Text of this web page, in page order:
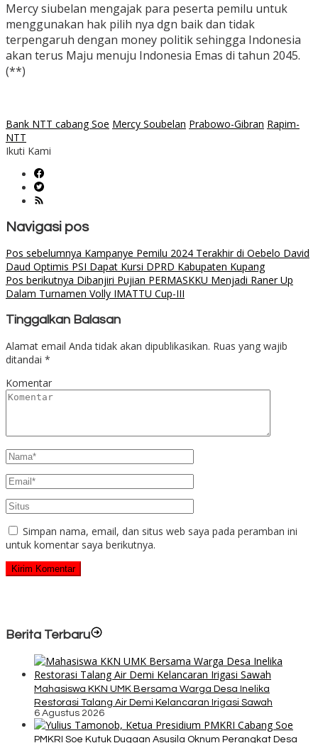
Mercy siubelan mengajak para peserta pemilu untuk
menggunakan hak pilih nya dgn baik dan tidak
terpengaruh dengan money politik sehingga Indonesia
akan terus Maju menuju Indonesia Emas di tahun 2045.
(**)
Bank NTT cabang Soe Mercy Soubelan Prabowo-Gibran Rapim-
NTT
Ikuti Kami
Navigasi pos
Pos sebelumnya Kampanye Pemilu 2024 Terakhir di Oebelo David
Daud Optimis PSI Dapat Kursi DPRD Kabupaten Kupang
Pos berikutnya Dibanjiri Pujian PERMASKKU Menjadi Raner Up
Dalam Turnamen Volly IMATTU Cup-III
Tinggalkan Balasan
Alamat email Anda tidak akan dipublikasikan. Ruas yang wajib
ditandai *
Komentar
Simpan nama, email, dan situs web saya pada peramban ini
untuk komentar saya berikutnya.
Berita Terbaru
Mahasiswa KKN UMK Bersama Warga Desa Inelika
Restorasi Talang Air Demi Kelancaran Irigasi Sawah
6 Agustus 2026
PMKRI Soe Kutuk Dugaan Asusila Oknum Perangkat Desa